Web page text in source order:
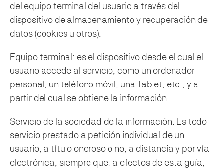
del equipo terminal del usuario a través del
dispositivo de almacenamiento y recuperación de
datos (cookies u otros).
Equipo terminal: es el dispositivo desde el cual el
usuario accede al servicio, como un ordenador
personal, un teléfono móvil, una Tablet, etc., y a
partir del cual se obtiene la información.
Servicio de la sociedad de la información: Es todo
servicio prestado a petición individual de un
usuario, a título oneroso o no, a distancia y por vía
electrónica, siempre que, a efectos de esta guía,